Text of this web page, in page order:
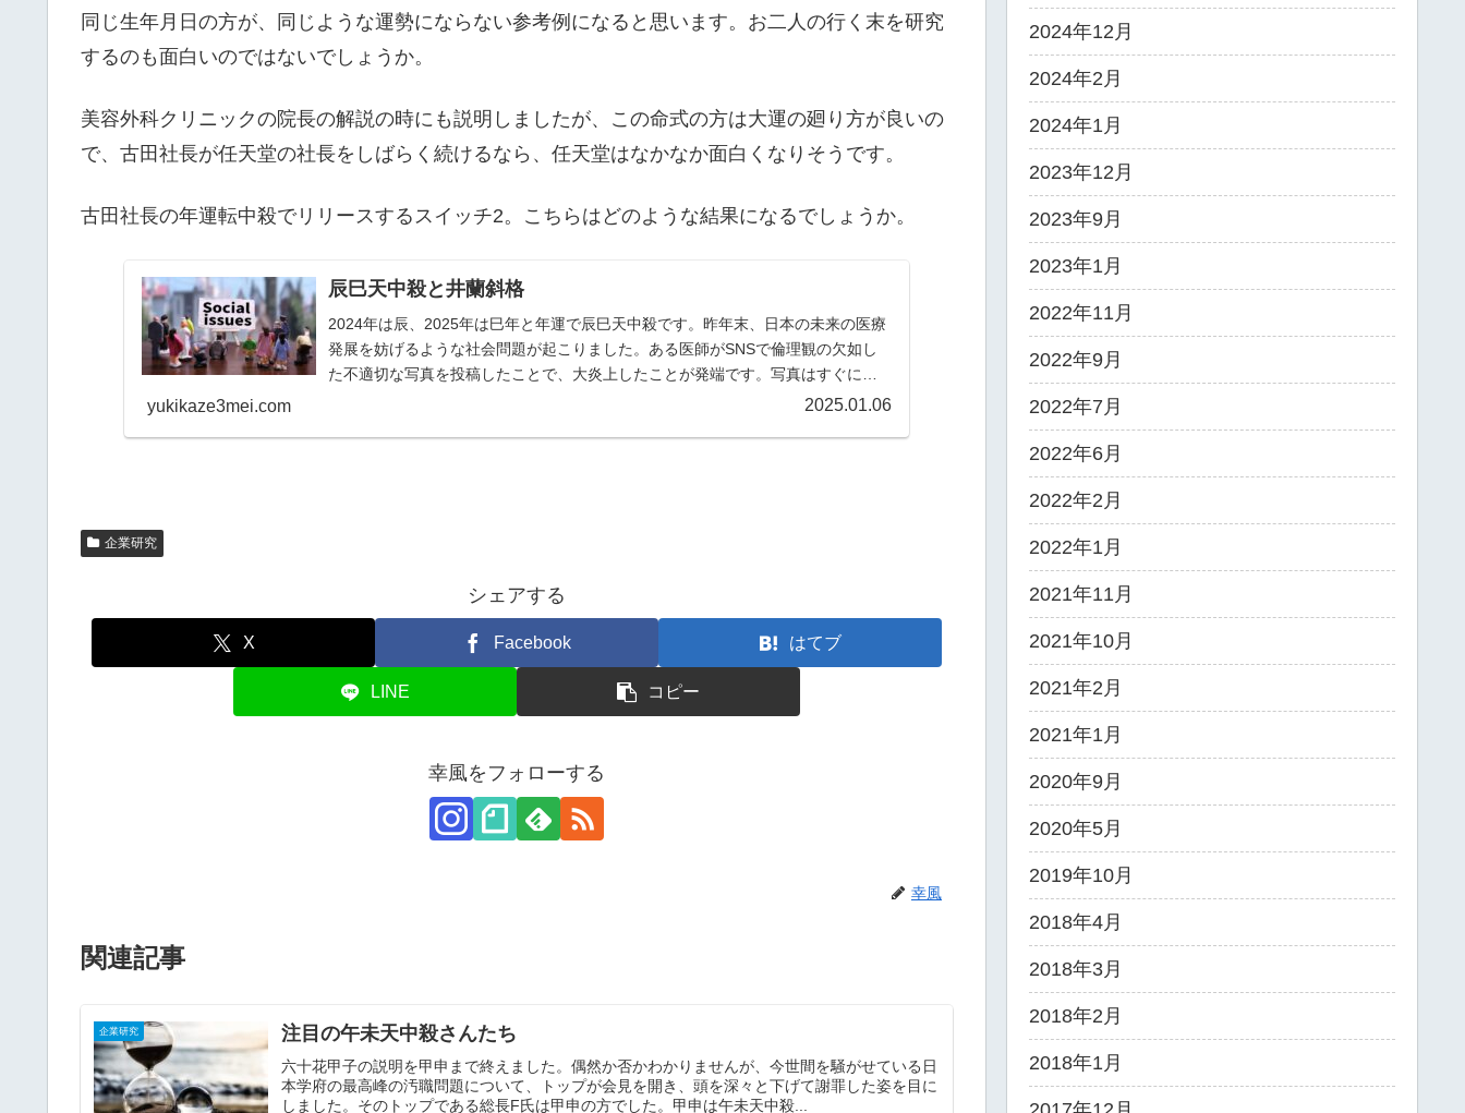
同じ生年月日の方が、同じような運勢にならない参考例になると思います。お二人の行く末を研究
するのも面白いのではないでしょうか。
美容外科クリニックの院長の解説の時にも説明しましたが、この命式の方は大運の廻り方が良いの
で、古田社長が任天堂の社長をしばらく続けるなら、任天堂はなかなか面白くなりそうです。
古田社長の年運転中殺でリリースするスイッチ2。こちらはどのような結果になるでしょうか。
辰巳天中殺と井蘭斜格
2024年は辰、2025年は巳年と年運で辰巳天中殺です。昨年末、日本の未来の医療
発展を妨げるような社会問題が起こりました。ある医師がSNSで倫理観の欠如し
た不適切な写真を投稿したことで、大炎上したことが発端です。写真はすぐに削
yukikaze3mei.com 2025.01.06
企業研究
シェアする
X Facebook はてブ
LINE コピー
幸風をフォローする
幸風
関連記事
企業研究 注目の午未天中殺さんたち
六十花甲子の説明を甲申まで終えました。偶然か否かわかりませんが、今世間を騒がせている日
本学府の最高峰の汚職問題について、トップが会見を開き、頭を深々と下げて謝罪した姿を目に
しました。そのトップである総長F氏は甲申の方でした。甲申は午未天中殺...
2024年12月
2024年2月
2024年1月
2023年12月
2023年9月
2023年1月
2022年11月
2022年9月
2022年7月
2022年6月
2022年2月
2022年1月
2021年11月
2021年10月
2021年2月
2021年1月
2020年9月
2020年5月
2019年10月
2018年4月
2018年3月
2018年2月
2018年1月